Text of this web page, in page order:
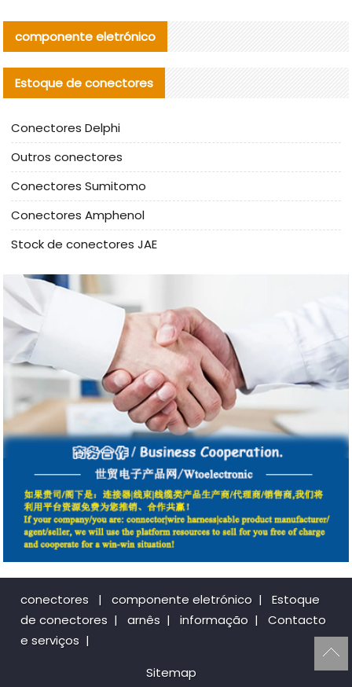
componente eletrónico
Estoque de conectores
Conectores Delphi
Outros conectores
Conectores Sumitomo
Conectores Amphenol
Stock de conectores JAE
conectores | componente eletrónico |
Estoque
de conectores | arnês | informação |
Contacto
e serviços |
Sitemap